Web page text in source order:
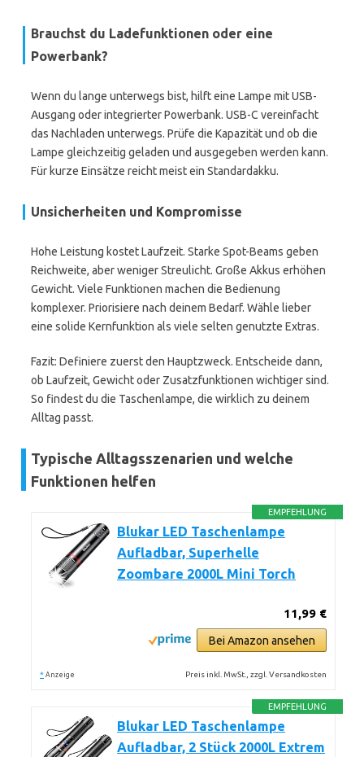
Brauchst du Ladefunktionen oder eine
Powerbank?
Wenn du lange unterwegs bist, hilft eine Lampe mit USB-
Ausgang oder integrierter Powerbank. USB-C vereinfacht
das Nachladen unterwegs. Prüfe die Kapazität und ob die
Lampe gleichzeitig geladen und ausgegeben werden kann.
Für kurze Einsätze reicht meist ein Standardakku.
Unsicherheiten und Kompromisse
Hohe Leistung kostet Laufzeit. Starke Spot-Beams geben
Reichweite, aber weniger Streulicht. Große Akkus erhöhen
Gewicht. Viele Funktionen machen die Bedienung
komplexer. Priorisiere nach deinem Bedarf. Wähle lieber
eine solide Kernfunktion als viele selten genutzte Extras.
Fazit: Definiere zuerst den Hauptzweck. Entscheide dann,
ob Laufzeit, Gewicht oder Zusatzfunktionen wichtiger sind.
So findest du die Taschenlampe, die wirklich zu deinem
Alltag passt.
Typische Alltagsszenarien und welche
Funktionen helfen
EMPFEHLUNG
Blukar LED Taschenlampe
Aufladbar, Superhelle
Zoombare 2000L Mini Torch
11,99 €
Bei Amazon ansehen
* Anzeige Preis inkl. MwSt., zzgl. Versandkosten
EMPFEHLUNG
Blukar LED Taschenlampe
Aufladbar, 2 Stück 2000L Extrem